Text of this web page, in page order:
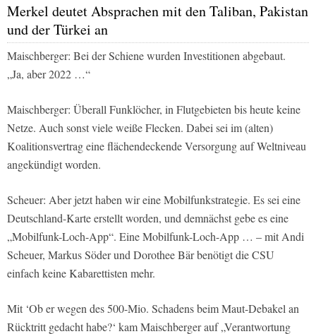
Merkel deutet Absprachen mit den Taliban, Pakistan
und der Türkei an
Maischberger: Bei der Schiene wurden Investitionen abgebaut.
„Ja, aber 2022 …“
Maischberger: Überall Funklöcher, in Flutgebieten bis heute keine
Netze. Auch sonst viele weiße Flecken. Dabei sei im (alten)
Koalitionsvertrag eine flächendeckende Versorgung auf Weltniveau
angekündigt worden.
Scheuer: Aber jetzt haben wir eine Mobilfunkstrategie. Es sei eine
Deutschland-Karte erstellt worden, und demnächst gebe es eine
„Mobilfunk-Loch-App“. Eine Mobilfunk-Loch-App … – mit Andi
Scheuer, Markus Söder und Dorothee Bär benötigt die CSU
einfach keine Kabarettisten mehr.
Mit ‘Ob er wegen des 500-Mio. Schadens beim Maut-Debakel an
Rücktritt gedacht habe?‘ kam Maischberger auf „Verantwortung